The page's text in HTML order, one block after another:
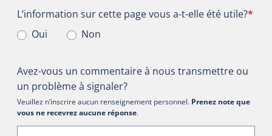
L’information sur cette page vous a-t-elle été utile?
L’information sur cette page vous a-t-elle été utile?*
Oui
Non
Avez-vous un commentaire à nous transmettre ou
un problème à signaler?
Veuillez n’inscrire aucun renseignement personnel. Prenez note que
vous ne recevrez aucune réponse.